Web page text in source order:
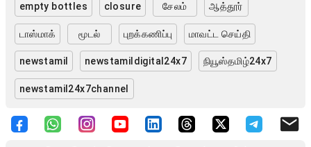
empty bottles closure சேலம் ஆத்தூர்
டாஸ்மாக் மூடல் புறக்கணிப்பு மாவட்ட செய்தி
newstamil newstamildigital24x7 நியூஸ்தமிழ்24x7
newstamil24x7channel